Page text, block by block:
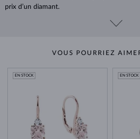
prix d’un diamant.
VOUS POURRIEZ
EN STOCK EN STOCK